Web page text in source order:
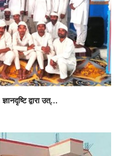
द्वारा उत्...